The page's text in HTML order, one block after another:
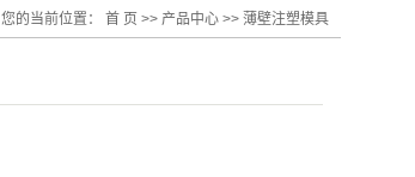
您的当前位置： 首 页 >> 产品中心 >> 薄壁注塑模具